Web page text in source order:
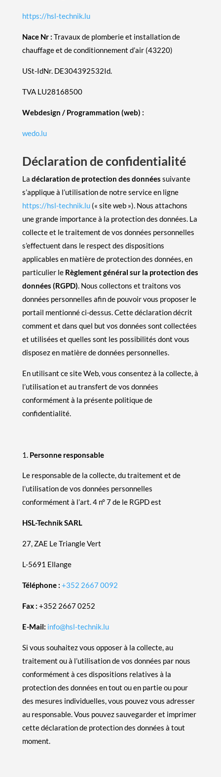
https://hsl-technik.lu
Nace Nr : Travaux de plomberie et installation de
chauffage et de conditionnement d’air (43220)
USt-IdNr. DE304392532Id.
TVA LU28168500
Webdesign / Programmation (web) :
wedo.lu
Déclaration de confidentialité
La déclaration de protection des données suivante
s’applique à l’utilisation de notre service en ligne
https://hsl-technik.lu(« site web »). Nous attachons
une grande importance à la protection des données. La
collecte et le traitement de vos données personnelles
s’effectuent dans le respect des dispositions
applicables en matière de protection des données, en
particulier le Règlement général sur la protection des
données (RGPD). Nous collectons et traitons vos
données personnelles afin de pouvoir vous proposer le
portail mentionné ci-dessus. Cette déclaration décrit
comment et dans quel but vos données sont collectées
et utilisées et quelles sont les possibilités dont vous
disposez en matière de données personnelles.
En utilisant ce site Web, vous consentez à la collecte, à
l’utilisation et au transfert de vos données
conformément à la présente politique de
confidentialité.
Personne responsable
Le responsable de la collecte, du traitement et de
l’utilisation de vos données personnelles
conformément à l’art. 4 n° 7 de le RGPD est
HSL-Technik SARL
27, ZAE Le Triangle Vert
L-5691 Ellange
Téléphone : +352 2667 0092
Fax : +352 2667 0252
E-Mail: info@hsl-technik.lu
Si vous souhaitez vous opposer à la collecte, au
traitement ou à l’utilisation de vos données par nous
conformément à ces dispositions relatives à la
protection des données en tout ou en partie ou pour
des mesures individuelles, vous pouvez vous adresser
au responsable. Vous pouvez sauvegarder et imprimer
cette déclaration de protection des données à tout
moment.